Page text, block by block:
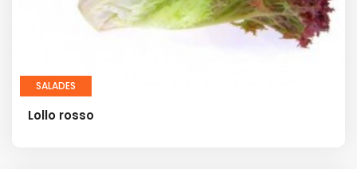
SALADES
Lollo rosso